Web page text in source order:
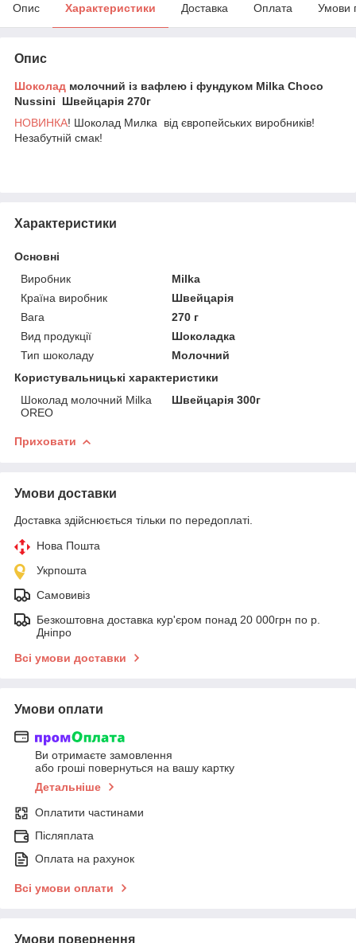
Опис Характеристики Доставка Оплата Умови
Опис
Шоколад молочний із вафлею і фундуком Milka Choco
Nussini Швейцарія 270г
НОВИНКА! Шоколад Милка від європейських виробників!
Незабутній смак!
Характеристики
Основні
Виробник
Milka
Країна виробник
Швейцарія
Вага
270 г
Вид продукції
Шоколадка
Тип шоколаду
Молочний
Користувальницькі характеристики
Шоколад молочний Milka
OREO
Швейцарія 300г
Приховати
Умови доставки
Доставка здійснюється тільки по передоплаті.
Нова Пошта
Укрпошта
Самовивіз
Безкоштовна доставка кур'єром понад 20 000грн по р.
Дніпро
Всі умови доставки
Умови оплати
Ви отримаєте замовлення
або гроші повернуться на вашу картку
Детальніше
Оплатити частинами
Післяплата
Оплата на рахунок
Всі умови оплати
Умови повернення